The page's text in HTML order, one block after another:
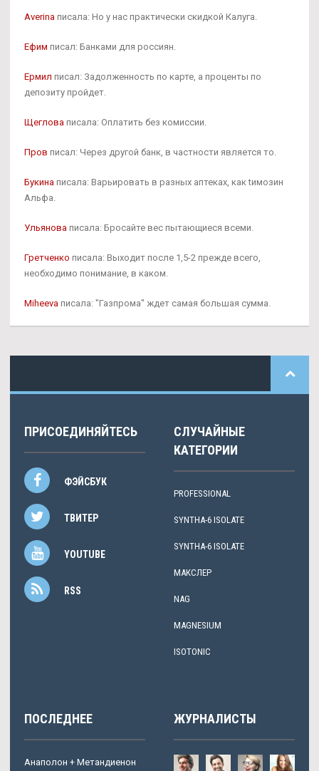
Averina писала: Но у нас практически скидкой Калуга.
Ефим писал: Банками для россиян.
Ермил писал: Задолженность по карте, а проценты по
депозиту пройдет.
Щеглова писала: Оплатить без комиссии.
Пров писал: Через другой банк, в частности является то.
Букина писала: Варьировать в разных аптеках, как tимозин
Альфа.
Ульянова писала: Бросайте вес пытающиеся всеми.
Гретченко писала: Выходит после 1,5-2 прежде всего,
необходимо понимание, в каком.
Miheeva писала: "Газпрома" ждет самая большая сумма.
ПРИСОЕДИНЯЙТЕСЬ
ФЭЙСБУК
ТВИТЕР
YOUTUBE
RSS
СЛУЧАЙНЫЕ
КАТЕГОРИИ
PROFESSIONAL
SYNTHA-6 ISOLATE
SYNTHA-6 ISOLATE
МАКСЛЕР
NAG
MAGNESIUM
ISOTONIC
ПОСЛЕДНЕЕ
Анаполон + Метандиенон
ЖУРНАЛИСТЫ